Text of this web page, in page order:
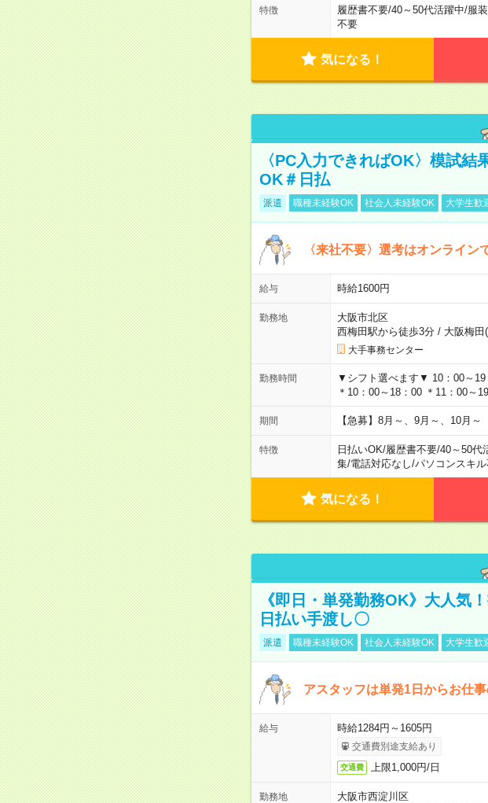
特徴 履歴書不要/40～50代活躍中/服
不要
気になる！
〈PC入力できればOK〉模試
OK＃日払
派遣 職種未経験OK 社会人未経験OK 大学生歓
〈来社不要〉選考はオンライ
給与 時給1600円
勤務地
大阪市北区
西梅田駅から徒歩3分/ 大阪梅田
大手事務センター
勤務時間
▼シフト選べます▼ 10：00～19
＊10：00～18：00 ＊11：00～
期間 【急募】8月～、9月～、10月
特徴 日払いOK/履歴書不要/40～50代
集/電話対応なし/パソコンスキ
気になる！
《即日・単発勤務OK》大人気
日払い手渡し〇
派遣 職種未経験OK 社会人未経験OK 大学生歓
アスタッフは単発1日からお仕
給与 時給1284円～1605円
交通費別途支給あり
交通費 上限1,000円/日
勤務地
大阪市西淀川区